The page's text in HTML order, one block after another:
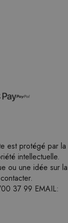
est protégé par la
intellectuelle.
ou une idée sur la
37 99 EMAIL: